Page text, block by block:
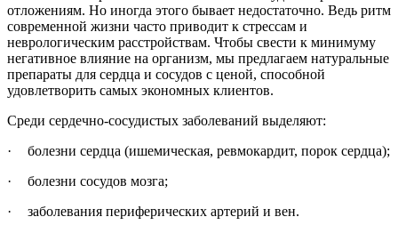
отложениям. Но иногда этого бывает недостаточно. Ведь ритм
современной жизни часто приводит к стрессам и
неврологическим расстройствам. Чтобы свести к минимуму
негативное влияние на организм, мы предлагаем натуральные
препараты для сердца и сосудов с ценой, способной
удовлетворить самых экономных клиентов.
Среди сердечно-сосудистых заболеваний выделяют:
·
болезни сердца (ишемическая, ревмокардит, порок сердца);
·
болезни сосудов мозга;
·
заболевания периферических артерий и вен.